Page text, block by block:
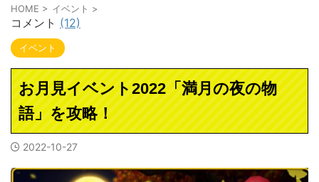
HOME > イベント >
コメント (12)
イベント
お月見イベント2022「満月の夜の物
語」を攻略！
2022-10-27